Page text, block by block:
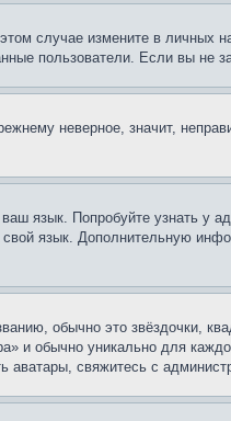
случае измените в личных
пользователи. Если вы не
неверное, значит,
язык. Попробуйте узнать у
язык. Дополнительную
обычно это звёздочки,
и обычно уникально для
аватары, свяжитесь с